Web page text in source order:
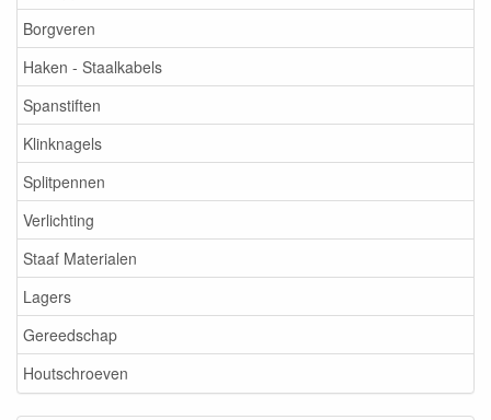
Borgveren
Haken - Staalkabels
Spanstiften
Klinknagels
Splitpennen
Verlichting
Staaf Materialen
Lagers
Gereedschap
Houtschroeven